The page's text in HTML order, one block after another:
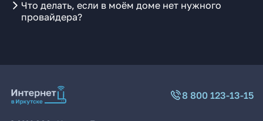
Что делать, если в моём доме нет нужного
провайдера?
8 800 123-13-15